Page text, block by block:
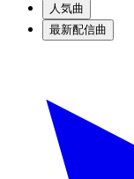
人気曲
最新配信曲